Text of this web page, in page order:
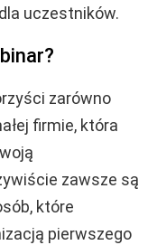
uczestników.
zarówno
firmie, która
zawsze są
które
pierwszego